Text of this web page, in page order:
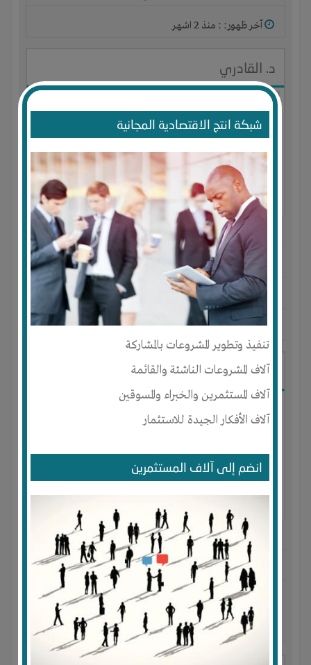
شبكة انتج الاقتصادية المجانية
تنفيذ وتطوير المشروعات بالمشاركة
آلاف المشروعات الناشئة والقائمة
آلاف المستثمرين والخبراء والمسوقين
آلاف الأفكار الجيدة للاستثمار
انضم إلى آلاف المستثمرين
آخر ظهور: : منذ 2 اشهر
د. القادري
الجنس : ذكر
لديـه : الوقت-المكان-علاقات
المكان :سلطنة عمان- مسقط
آخر ظهور: : منذ 2 اشهر
Amr
الجنس : ذكر
لديـه :المال الخبرات الوقت
المكان :مصر -الإسكندرية ميامى
آخر ظهور: : منذ 3 اشهر